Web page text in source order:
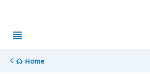
menu
Home